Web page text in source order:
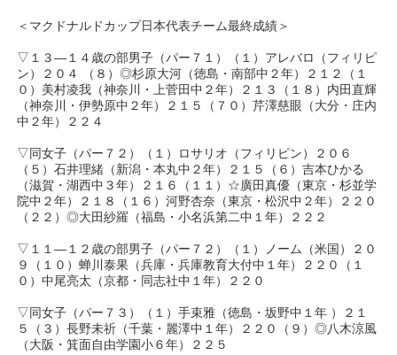
＜マクドナルドカップ日本代表チーム最終成績＞
▽１３―１４歳の部男子（パー７１）（１）アレバロ（フィリピ
ン）２０４ （８）◎杉原大河（徳島・南部中２年）２１２（１
０）美村凌我（神奈川・上菅田中２年）２１３（１８）内田直輝
（神奈川・伊勢原中２年）２１５（７０）芹澤慈眼（大分・庄内
中２年）２２４
▽同女子（パー７２）（１）ロサリオ（フィリピン）２０６
（５）石井理緒（新潟・本丸中２年）２１５（６）吉本ひかる
（滋賀・湖西中３年）２１６（１１）☆廣田真優（東京・杉並学
院中２年）２１８（１６）河野杏奈（東京・松沢中２年）２２０
（２２）◎大田紗羅（福島・小名浜第二中１年）２２２
▽１１―１２歳の部男子（パー７２）（１）ノーム（米国）２０
９（１０）蝉川泰果（兵庫・兵庫教育大付中１年）２２０（１
０）中尾亮太（京都・同志社中１年）２２０
▽同女子（パー７３）（１）手束雅（徳島・坂野中１年 ）２１
５（３）長野未祈（千葉・麗澤中１年）２２０（９）◎八木涼風
（大阪・箕面自由学園小６年）２２５